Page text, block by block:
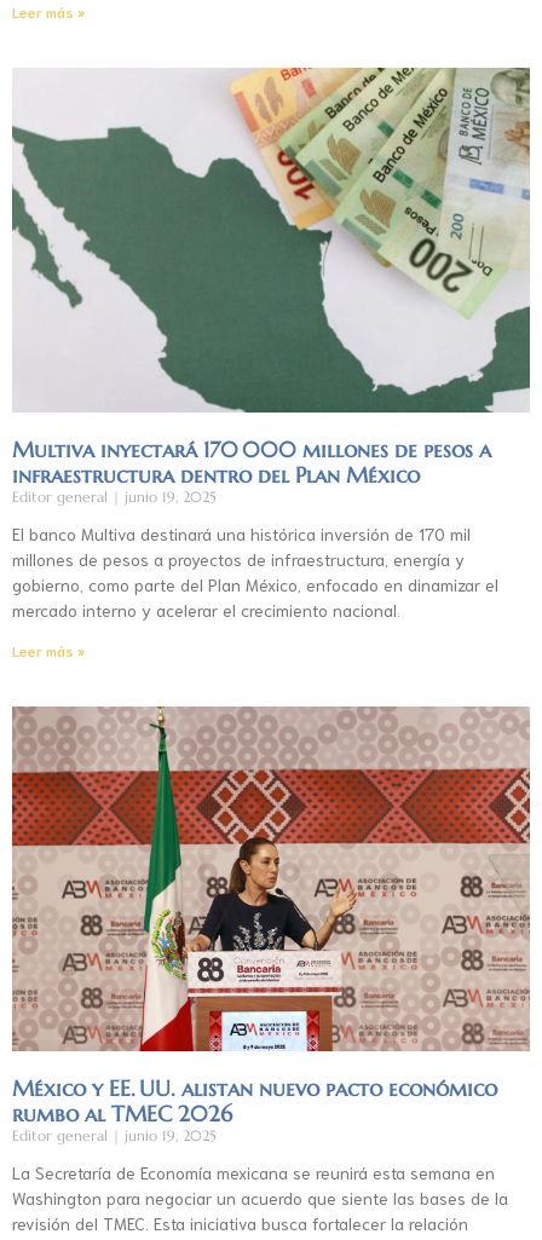
Leer más »
Multiva inyectará 170 000 millones de pesos a
infraestructura dentro del Plan México
Editor general junio 19, 2025
El banco Multiva destinará una histórica inversión de 170 mil
millones de pesos a proyectos de infraestructura, energía y
gobierno, como parte del Plan México, enfocado en dinamizar el
mercado interno y acelerar el crecimiento nacional.
Leer más »
México y EE. UU. alistan nuevo pacto económico
rumbo al TMEC 2026
Editor general junio 19, 2025
La Secretaría de Economía mexicana se reunirá esta semana en
Washington para negociar un acuerdo que siente las bases de la
revisión del TMEC. Esta iniciativa busca fortalecer la relación